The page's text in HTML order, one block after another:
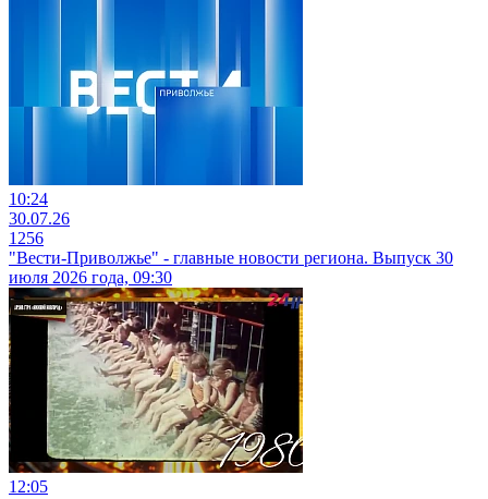
10:24
30.07.26
1256
"Вести-Приволжье" - главные новости региона. Выпуск 30
июля 2026 года, 09:30
12:05